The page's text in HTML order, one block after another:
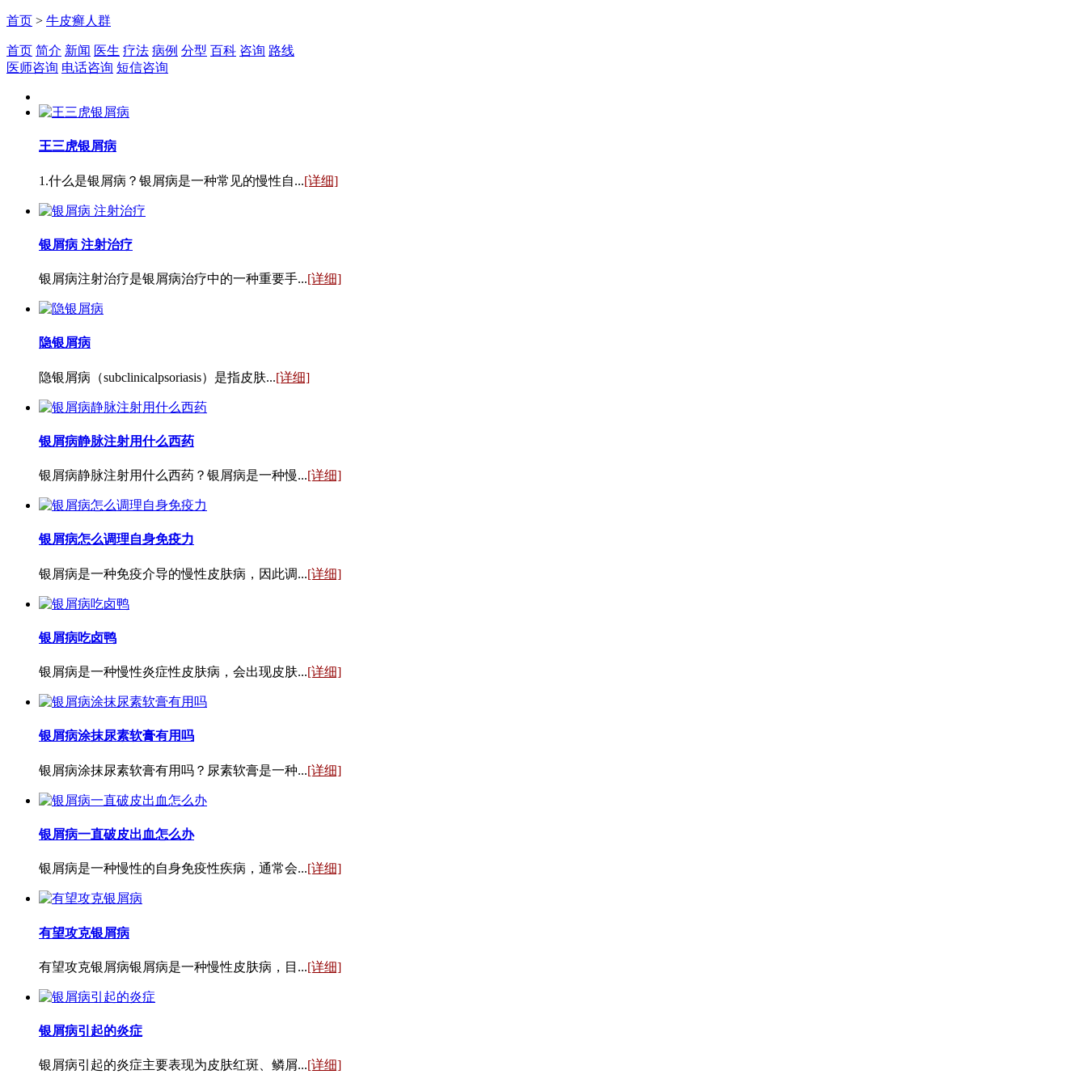
首页 > 牛皮癣人群
首页 简介 新闻 医生 疗法 病例 分型 百科 咨询 路线
医师咨询 电话咨询 短信咨询
王三虎银屑病
1.什么是银屑病？银屑病是一种常见的慢性自...[详细]
银屑病 注射治疗
银屑病注射治疗是银屑病治疗中的一种重要手...[详细]
隐银屑病
隐银屑病（subclinicalpsoriasis）是指皮肤...[详细]
银屑病静脉注射用什么西药
银屑病静脉注射用什么西药？银屑病是一种慢...[详细]
银屑病怎么调理自身免疫力
银屑病是一种免疫介导的慢性皮肤病，因此调...[详细]
银屑病吃卤鸭
银屑病是一种慢性炎症性皮肤病，会出现皮肤...[详细]
银屑病涂抹尿素软膏有用吗
银屑病涂抹尿素软膏有用吗？尿素软膏是一种...[详细]
银屑病一直破皮出血怎么办
银屑病是一种慢性的自身免疫性疾病，通常会...[详细]
有望攻克银屑病
有望攻克银屑病银屑病是一种慢性皮肤病，目...[详细]
银屑病引起的炎症
银屑病引起的炎症主要表现为皮肤红斑、鳞屑...[详细]